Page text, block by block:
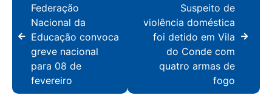
Federação
Nacional da
Educação convoca
greve nacional
para 08 de
fevereiro
Suspeito de
violência doméstica
foi detido em Vila
do Conde com
quatro armas de
fogo